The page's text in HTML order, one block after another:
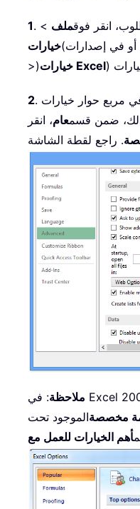
1 انقر فوقملف >
خيارات(أو في إصدارات Excel السابقة، انقر فوق زر Office
>)
خيارات Excel
2. في مربع حوار خيارات Excel، انتقل إلى علامة
ذلك، ضمن قسمعام، انقر
ملاحظة
مخصصةالموجود تحت